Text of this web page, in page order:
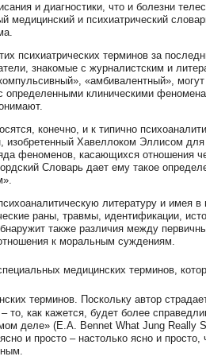
и диагностики, что и болезни
медицинский и психиатрический
психиатрических терминов за
знакомые с журналистским и
«амбивалентный», могут
определенными клиническими
конечно, и к типично
изобретенный Хавеллоком Эллисом
феноменов, касающихся отношения
Словарь дает ему такое
литературу и имея в
раны, травмы, идентификации,
также различия между
к моральным суждениям.
медицинских терминов,
терминов. Поскольку автор
то, как кажется, будет более
деле» (E.A. Bennet What Jung Really
и просто – настолько ясно и